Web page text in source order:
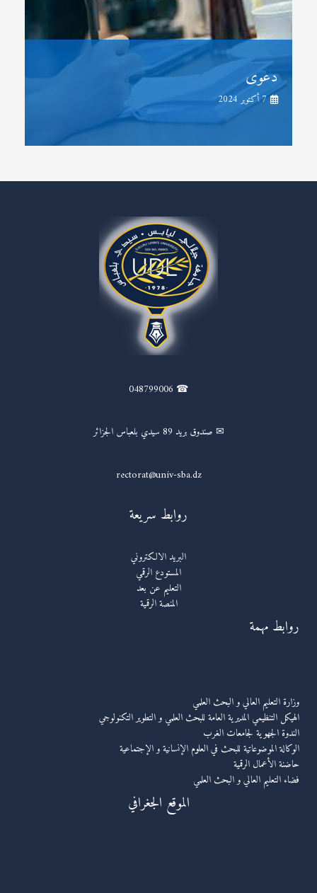
دعوى
7 أكتوبر 2024
☎ 048799006
✉ صندوق بريد 89 سيدي بلعباس الجزائر
rectorat@univ-sba.dz
روابط سريعة
البريد الالكتروني
المستودع الرقمي
التعليم عن بعد
المنصة الرقمية
روابط مهمة
وزارة التعليم العالي و البحث العلمي
الهيكل التنظيمي المديرية العامة للبحث العلمي و التطوير التكنولوجي
الندوة الجهوية لجامعات الغرب
الوكالة الموضوعاتية للبحث في العلوم الإنسانية و الإجتماعية
حاضنة الأعمال الرقمية
فضاء التعليم العالي و البحث العلمي
الموقع الجغرافي